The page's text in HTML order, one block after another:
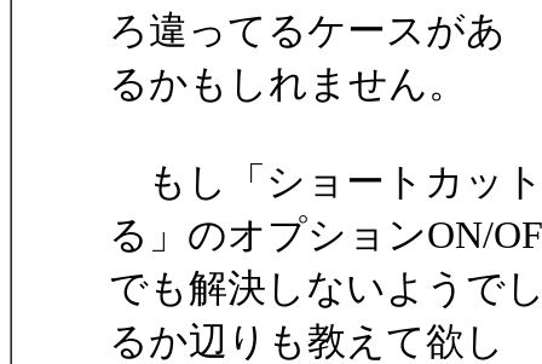
ろ違ってるケースがあ
るかもしれません。
もし「ショートカッ
る」のオプションON/
でも解決しないようで
るか辺りも教えて欲し